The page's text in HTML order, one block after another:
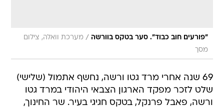
"פורעים חוב כבוד". סער בטקס בוורשה / מערכת וואלה, צילום
מסך
69 שנה אחרי מרד גטו ורשה, נחשף אתמול (שלישי)
שלט לזכר מפקד הארגון הצבאי היהודי במרד גטו
ורשה, פאבל פרנקל, בטקס חגיגי בעיר. שר החינוך,